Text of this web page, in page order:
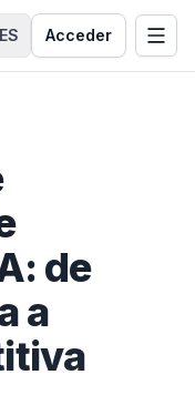
ES idioma
Acceder
de
a